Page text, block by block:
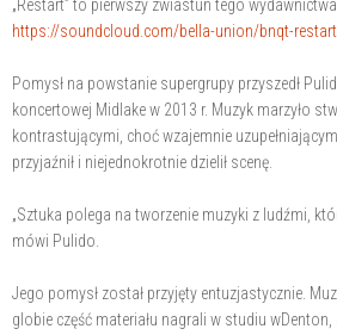
„Restart” to pierwszy zwiastun tego
https://soundcloud.com/bella-union/bnqt-
Pomysł na powstanie supergrupy przyszedł
koncertowej Midlake w 2013 r. Muzyk marzyło
kontrastującymi, choć wzajemnie
przyjaźnił i niejednokrotnie dzielił scenę.
„Sztuka polega na tworzenie muzyki z ludźmi,
mówi Pulido.
Jego pomysł został przyjęty entuzjastycznie.
globie część materiału nagrali w studiu